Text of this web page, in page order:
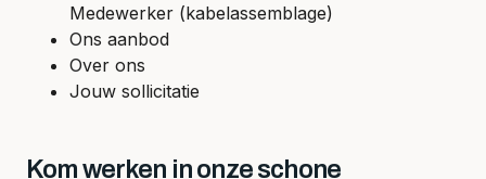
Medewerker (kabelassemblage)
Ons aanbod
Over ons
Jouw sollicitatie
Kom werken in onze schone